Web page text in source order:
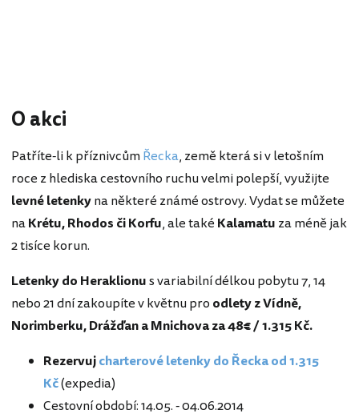
O akci
Patříte-li k příznivcůmŘecka, země která si v letošním
roce z hlediska cestovního ruchu velmi polepší, využijte
levné letenkyna některé známé ostrovy. Vydat se můžete
naKrétu, Rhodos či Korfu, ale také Kalamatu za méně jak
2 tisíce korun.
Letenky do Heraklionus variabilní délkou pobytu 7, 14
nebo 21 dní zakoupíte v květnu pro odlety z Vídně,
Norimberku, Drážďan a Mnichova za 48€ / 1.315 Kč.
Rezervujcharterové letenky do Řecka od 1.315
Kč(expedia)
Cestovní období: 14.05. - 04.06.2014